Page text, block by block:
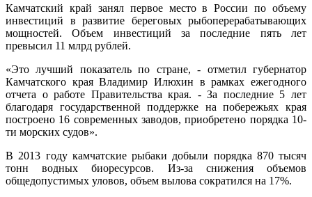
Камчатский край занял первое место в России по объему
инвестиций в развитие береговых рыбоперерабатывающих
мощностей. Объем инвестиций за последние пять лет
превысил 11 млрд рублей.
«Это лучший показатель по стране, - отметил губернатор
Камчатского края Владимир Илюхин в рамках ежегодного
отчета о работе Правительства края. - За последние 5 лет
благодаря государственной поддержке на побережьях края
построено 16 современных заводов, приобретено порядка 10-
ти морских судов».
В 2013 году камчатские рыбаки добыли порядка 870 тысяч
тонн водных биоресурсов. Из-за снижения объемов
общедопустимых уловов, объем вылова сократился на 17%.